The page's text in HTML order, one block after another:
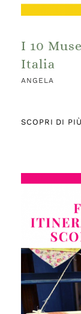
I 10
Italia
ANGELA
SCOPRI DI PIÙ